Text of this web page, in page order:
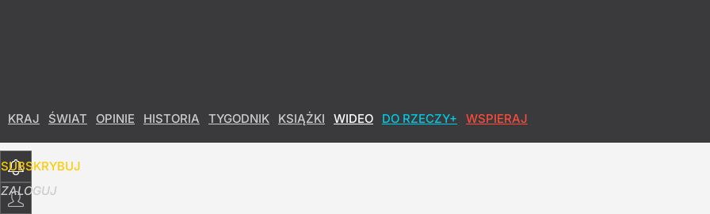
KRAJ ŚWIAT OPINIE HISTORIA TYGODNIK KSIĄŻKI WIDEO DO RZECZY+ WSPIERAJ
SUBSKRYBUJ
ZALOGUJ